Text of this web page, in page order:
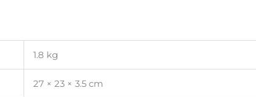
1.8 kg
27 × 23 × 3.5 cm